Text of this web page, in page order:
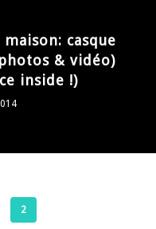
casque
& vidéo)
inside !)
2